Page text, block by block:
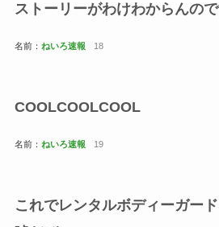
ストーリーがわけわからんの
名前： ねいろ速報 18
COOLCOOLCOOL
名前： ねいろ速報 19
これでレンタルボディーガー